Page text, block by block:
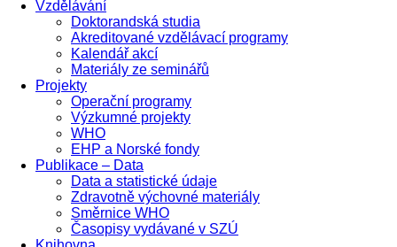
Vzdělávání
Doktorandská studia
Akreditované vzdělávací programy
Kalendář akcí
Materiály ze seminářů
Projekty
Operační programy
Výzkumné projekty
WHO
EHP a Norské fondy
Publikace – Data
Data a statistické údaje
Zdravotně výchovné materiály
Směrnice WHO
Časopisy vydávané v SZÚ